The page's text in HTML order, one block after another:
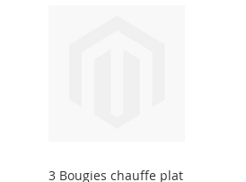
3 Bougies chauffe plat